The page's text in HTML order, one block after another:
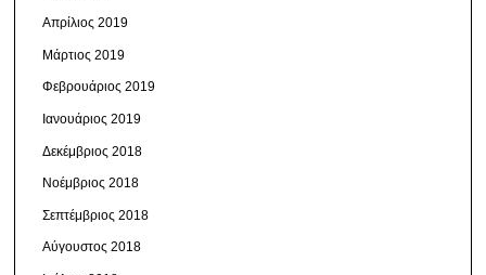
Απρίλιος 2019
Μάρτιος 2019
Φεβρουάριος 2019
Ιανουάριος 2019
Δεκέμβριος 2018
Νοέμβριος 2018
Σεπτέμβριος 2018
Αύγουστος 2018